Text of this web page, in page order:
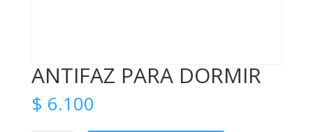
ANTIFAZ PARA DORMIR
$ 6.100